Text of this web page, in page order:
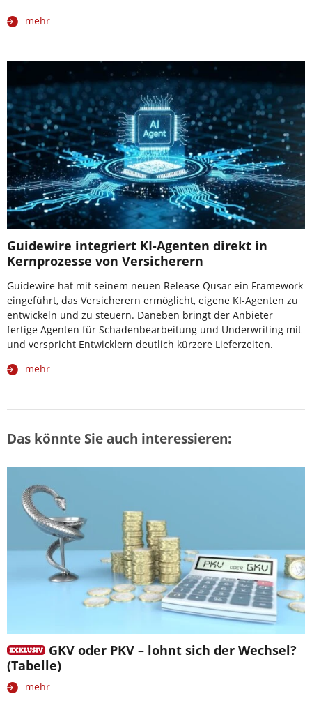
mehr
Guidewire integriert KI-Agenten direkt in
Kernprozesse von Versicherern
Guidewire hat mit seinem neuen Release Qusar ein Framework
eingeführt, das Versicherern ermöglicht, eigene KI-Agenten zu
entwickeln und zu steuern. Daneben bringt der Anbieter
fertige Agenten für Schadenbearbeitung und Underwriting mit
und verspricht Entwicklern deutlich kürzere Lieferzeiten.
mehr
Das könnte Sie auch interessieren:
GKV oder PKV – lohnt sich der Wechsel?
(Tabelle)
mehr